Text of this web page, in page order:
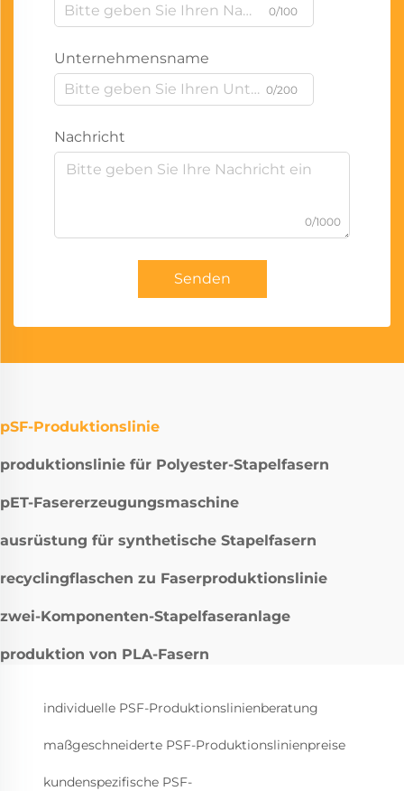
0/100
Unternehmensname
0/200
Nachricht
0/1000
Senden
pSF-Produktionslinie
produktionslinie für Polyester-Stapelfasern
pET-Fasererzeugungsmaschine
ausrüstung für synthetische Stapelfasern
recyclingflaschen zu Faserproduktionslinie
zwei-Komponenten-Stapelfaseranlage
produktion von PLA-Fasern
individuelle PSF-Produktionslinienberatung
maßgeschneiderte PSF-Produktionslinienpreise
kundenspezifische PSF-